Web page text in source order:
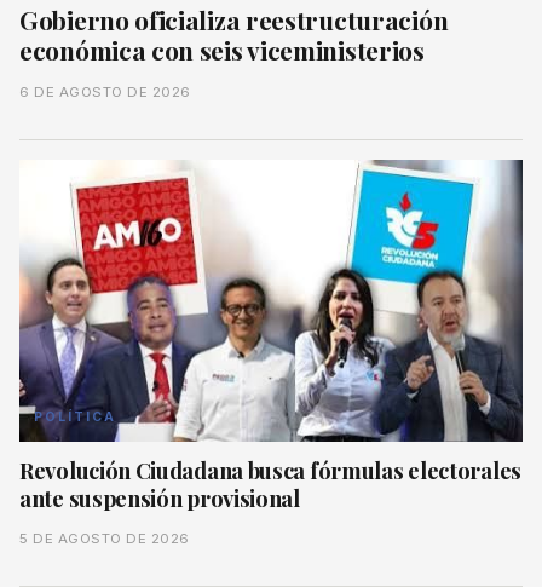
Gobierno oficializa reestructuración
económica con seis viceministerios
6 DE AGOSTO DE 2026
POLÍTICA
Revolución Ciudadana busca fórmulas electorales
ante suspensión provisional
5 DE AGOSTO DE 2026